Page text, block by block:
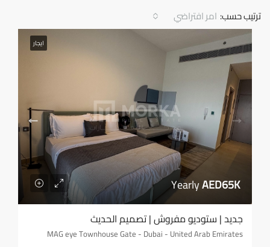
ترتيب حسب: امر افتراضي
ايجار
YearlyAED65K
جديد | ستوديو مفروش | تصميم الحديث
MAG eye Townhouse Gate - Dubai - United Arab Emirates